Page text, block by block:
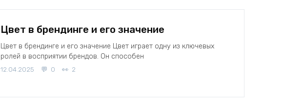
Цвет в брендинге и его значение
Цвет в брендинге и его значение Цвет играет одну из ключевых
ролей в восприятии брендов. Он способен
12.04.2025 0 2